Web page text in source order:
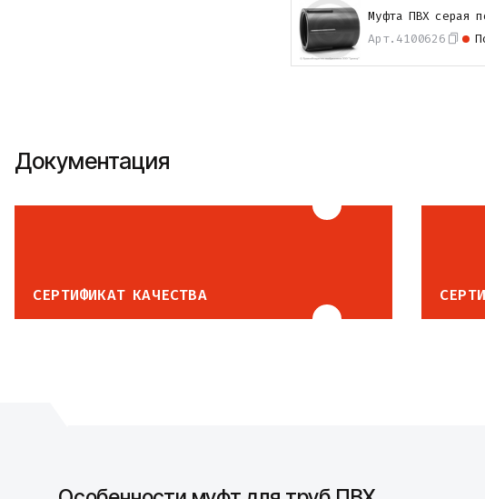
Арт. 4100626
Муфта ПВХ серая
Документация
СЕРТИФИКАТ КАЧЕСТВА